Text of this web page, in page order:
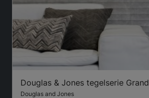
Douglas & Jones tegelserie Grand
Douglas and Jones